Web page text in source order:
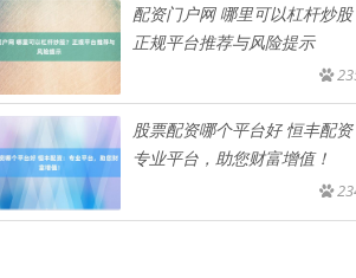
配资门户网 哪里可以杠杆炒股
正规平台推荐与风险提示
股票配资哪个平台好 恒丰配资
专业平台，助您财富增值！